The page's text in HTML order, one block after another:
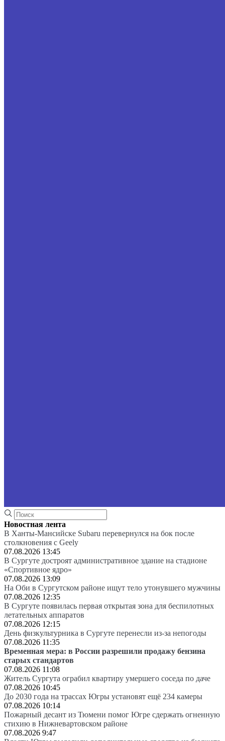
Новостная лента
В Ханты-Мансийске Subaru перевернулся на бок после
столкновения с Geely
07.08.2026 13:45
В Сургуте достроят административное здание на стадионе
«Спортивное ядро»
07.08.2026 13:09
На Оби в Сургутском районе ищут тело утонувшего мужчины
07.08.2026 12:35
В Сургуте появилась первая открытая зона для беспилотных
летательных аппаратов
07.08.2026 12:15
День физкультурника в Сургуте перенесли из-за непогоды
07.08.2026 11:35
Временная мера: в России разрешили продажу бензина
старых стандартов
07.08.2026 11:08
Житель Сургута ограбил квартиру умершего соседа по даче
07.08.2026 10:45
До 2030 года на трассах Югры установят ещё 234 камеры
07.08.2026 10:14
Пожарный десант из Тюмени помог Югре сдержать огненную
стихию в Нижневартовском районе
07.08.2026 9:47